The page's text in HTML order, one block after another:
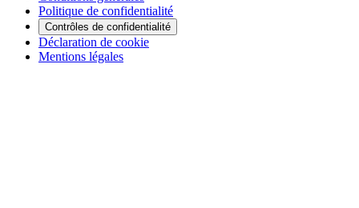
Politique de confidentialité
Contrôles de confidentialité
Déclaration de cookie
Mentions légales